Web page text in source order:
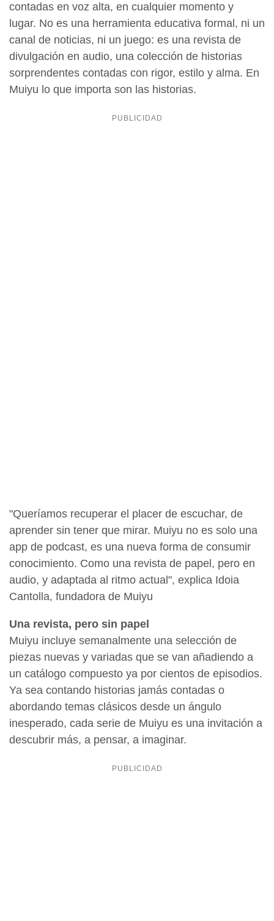
contadas en voz alta, en cualquier momento y
lugar. No es una herramienta educativa formal, ni un
canal de noticias, ni un juego: es una revista de
divulgación en audio, una colección de historias
sorprendentes contadas con rigor, estilo y alma. En
Muiyu lo que importa son las historias.
"Queríamos recuperar el placer de escuchar, de
aprender sin tener que mirar. Muiyu no es solo una
app de podcast, es una nueva forma de consumir
conocimiento. Como una revista de papel, pero en
audio, y adaptada al ritmo actual", explica Idoia
Cantolla, fundadora de Muiyu
Una revista, pero sin papel
Muiyu incluye semanalmente una selección de
piezas nuevas y variadas que se van añadiendo a
un catálogo compuesto ya por cientos de episodios.
Ya sea contando historias jamás contadas o
abordando temas clásicos desde un ángulo
inesperado, cada serie de Muiyu es una invitación a
descubrir más, a pensar, a imaginar.